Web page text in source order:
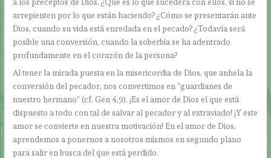
arrepienten por lo que están haciendo? ¿Cómo se presentarán ante
Dios, cuando su vida está enredada en el pecado? ¿Todavía será
posible una conversión, cuando la soberbia se ha adentrado
profundamente en el corazón de la persona?
Al tener la mirada puesta en la misericordia de Dios, que anhela la
conversión del pecador, nos convertimos en “guardianes de
nuestro hermano” (cf. Gen 4,9). ¡Es el amor de Dios el que está
dispuesto a todo con tal de salvar al pecador y al extraviado! ¡Y este
amor se convierte en nuestra motivación! En el amor de Dios,
aprendemos a ponernos a nosotros mismos en segundo plano
para salir en busca del que está perdido.